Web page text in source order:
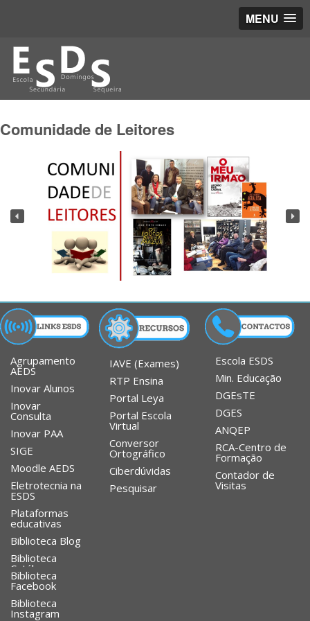
MENU
Comunidade de Leitores
Agrupamento
AEDS
Inovar Alunos
Inovar
Consulta
Inovar PAA
SIGE
Moodle AEDS
Eletrotecnia na
ESDS
Plataformas
educativas
Biblioteca Blog
Biblioteca
Catálogo
Biblioteca
Facebook
Biblioteca
Instagram
IAVE (Exames)
RTP Ensina
Portal Leya
Portal Escola
Virtual
Conversor
Ortográfico
Ciberdúvidas
Pesquisar
Escola ESDS
Min. Educação
DGEsTE
DGES
ANQEP
RCA-Centro de
Formação
Contador de
Visitas